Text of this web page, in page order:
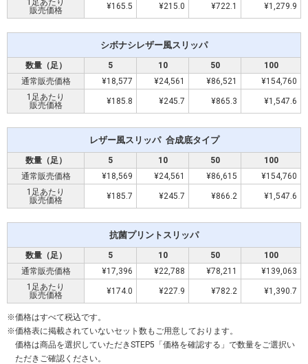
販売価格
¥165.5 ¥215.0 ¥722.1 ¥1,279.9
シボナシレザー風スリッパ
数量（足） 5 10 50
100
通常販売価格
¥18,577 ¥24,561 ¥86,521
¥154,760
1足 あたり
販売価格
¥185.8 ¥245.7 ¥865.3 ¥1,547.6
レザー風スリッパ 合成底タイプ
数量（足） 5 10 50
100
通常販売価格 ¥18,569 ¥24,561 ¥86,615
¥154,760
1足 あたり
販売価格 ¥185.7 ¥245.7 ¥866.2 ¥1,547.6
抗菌プリントスリッパ
数量（足） 5 10 50
100
通常販売価格
¥17,396 ¥22,788 ¥78,211
¥139,063
1足 あたり
販売価格
¥174.0 ¥227.9 ¥782.2 ¥1,390.7
価格はすべて税込です。
価格表に掲載されていないセット数もご用意しております。
価格は商品を選択していただきSTEP5「価格を確認する」で数量をご選択い
ただきご確認ください。